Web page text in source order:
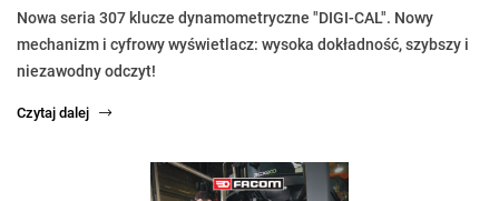
Nowa seria 307 klucze dynamometryczne "DIGI-CAL". Nowy
mechanizm i cyfrowy wyświetlacz: wysoka dokładność, szybszy i
niezawodny odczyt!
Czytaj dalej